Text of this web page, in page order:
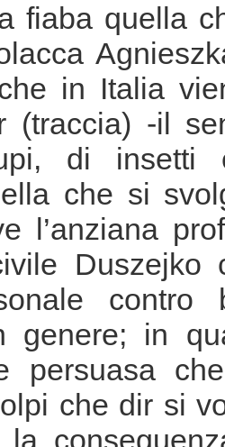
fiaba quella
in Italia
(traccia) -il
di insetti
che si
l’anziana
Duszejko
contro
genere; in
persuasa
che dir si